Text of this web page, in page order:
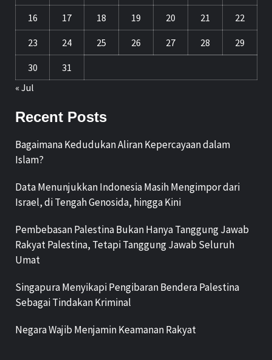
16 17 18 19 20 21 22
23 24 25 26 27 28 29
30
31
« Jul
Recent Posts
Bagaimana Kedudukan Aliran Kepercayaan dalam
Islam?
Data Menunjukkan Indonesia Masih Mengimpor dari
Israel, di Tengah Genosida, hingga Kini
Pembebasan Palestina Bukan Hanya Tanggung Jawab
Rakyat Palestina, Tetapi Tanggung Jawab Seluruh
Umat
Singapura Menyikapi Pengibaran Bendera Palestina
Sebagai Tindakan Kriminal
Negara Wajib Menjamin Keamanan Rakyat